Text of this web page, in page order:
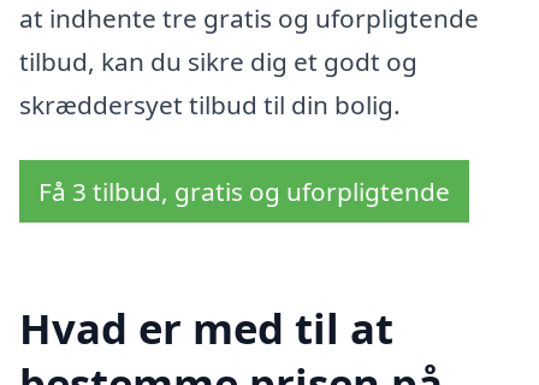
at indhente tre gratis og uforpligtende
tilbud, kan du sikre dig et godt og
skræddersyet tilbud til din bolig.
Få 3 tilbud, gratis og uforpligtende
Hvad er med til at